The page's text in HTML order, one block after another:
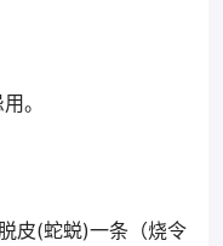
。
皮(蛇蜕)一条（烧令